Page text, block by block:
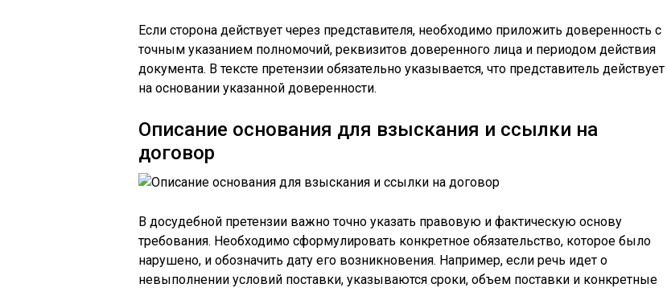
Если сторона действует через представителя, необходимо приложить доверенность с
точным указанием полномочий, реквизитов доверенного лица и периодом действия
документа. В тексте претензии обязательно указывается, что представитель действует
на основании указанной доверенности.
Описание основания для взыскания и ссылки на
договор
В досудебной претензии важно точно указать правовую и фактическую основу
требования. Необходимо сформулировать конкретное обязательство, которое было
нарушено, и обозначить дату его возникновения. Например, если речь идет о
невыполнении условий поставки, указываются сроки, объем поставки и конкретные